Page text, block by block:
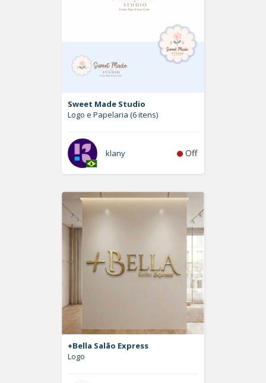
Sweet Made Studio
Logo e Papelaria (6 itens)
klany Off
+Bella Salão Express
Logo